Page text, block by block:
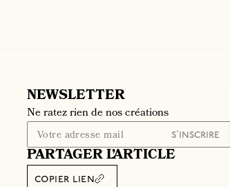
NEWSLETTER
Ne ratez rien de nos créations
PARTAGER L’ARTICLE
copier lien